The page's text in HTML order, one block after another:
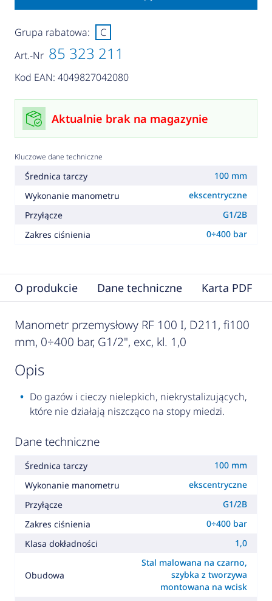
Art.-Nr 85 323 211
Kod EAN: 4049827042080
Grupa rabatowa: C
Aktualnie brak na magazynie
Kluczowe dane techniczne
Średnica tarczy
100 mm
Wykonanie manometru
ekscentryczne
Przyłącze
G1/2B
Zakres ciśnienia
0÷400 bar
O produkcie Dane techniczne Karta PDF
Manometr przemysłowy RF 100 I, D211, fi100
mm, 0÷400 bar, G1/2", exc, kl. 1,0
opis
Do gazów i cieczy nielepkich, niekrystalizujących,
które nie działają niszcząco na stopy miedzi.
Dane techniczne
Średnica tarczy
100 mm
Wykonanie manometru
ekscentryczne
Przyłącze
G1/2B
Zakres ciśnienia
0÷400 bar
Klasa dokładności
1,0
Obudowa
Stal malowana na czarno,
szybka z tworzywa
montowana na wcisk